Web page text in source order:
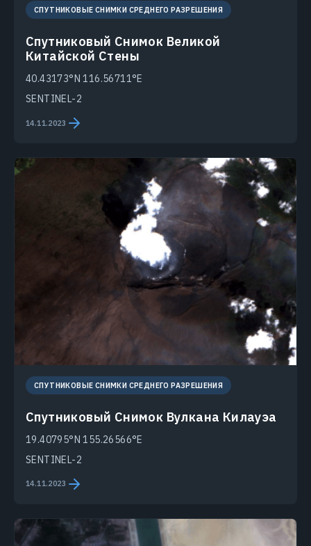
СПУТНИКОВЫЕ СНИМКИ СРЕДНЕГО РАЗРЕШЕНИЯ
Спутниковый Снимок Великой
Китайской Стены
40.43173°N 116.56711°E
SENTINEL-2
14.11.2023
СПУТНИКОВЫЕ СНИМКИ СРЕДНЕГО РАЗРЕШЕНИЯ
Спутниковый Снимок Вулкана Килауэа
19.40795°N 155.26566°E
SENTINEL-2
14.11.2023